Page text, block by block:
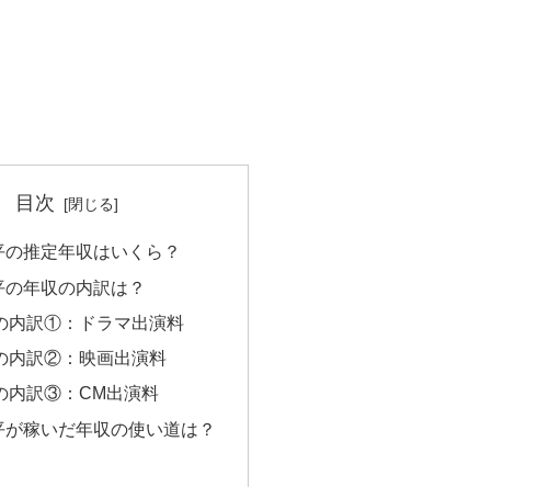
目次
推定年収はいくら？
年収の内訳は？
内訳①：ドラマ出演料
内訳②：映画出演料
内訳③：CM出演料
稼いだ年収の使い道は？